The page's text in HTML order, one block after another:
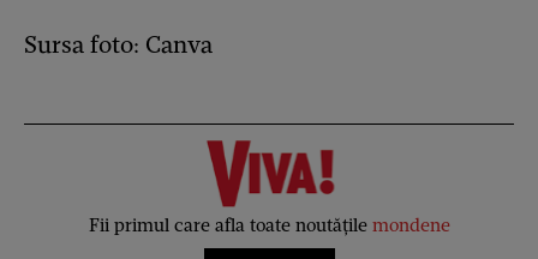
Sursa foto: Canva
Fii primul care afla toate noutățile mondene